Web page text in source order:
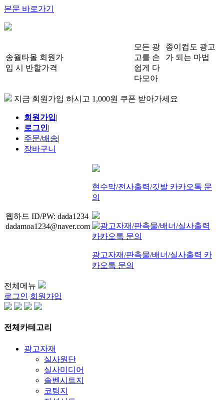
본문 바로가기
송월타올 회원가
입 시 반할가격
모든 광
고를 손
쉽게 다
다모아
종이컵도 광고
가 되는 마법
지금 회원가입 하시고 1,000원 쿠폰 받아가세요
회원가입|
로그인|
주문/배송|
장바구니
웹하드 ID/PW: dada1234
dadamoa1234@naver.com
현수막/전사출력/깃발 카카오톡 문
의
광고자재/판촉물/배너/실사출력 카
카오톡 문의
전체메뉴
로그인 회원가입
전체카테고리
광고자재
실사원단
실사미디어
솔벤시트지
코팅지